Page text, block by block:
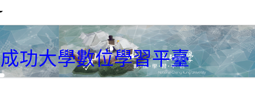
成功大學數位學習平臺